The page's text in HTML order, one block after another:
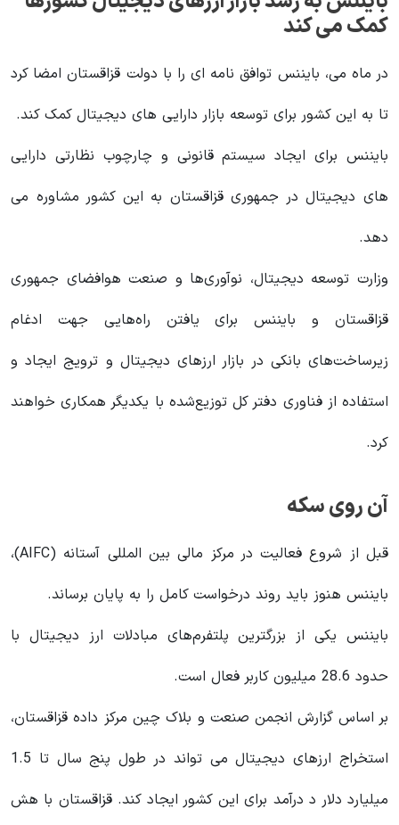
کمک می کند
در ماه می، بایننس توافق نامه ای را با دولت قزاقستان امضا کرد
تا به این کشور برای توسعه بازار دارایی های دیجیتال کمک کند.
بایننس برای ایجاد سیستم قانونی و چارچوب نظارتی دارایی
های دیجیتال در جمهوری قزاقستان به این کشور مشاوره می
دهد.
وزارت توسعه دیجیتال، نوآوری‌ها و صنعت هوافضای جمهوری
قزاقستان و بایننس برای یافتن راه‌هایی جهت ادغام
زیرساخت‌های بانکی در بازار ارزهای دیجیتال و ترویج ایجاد و
استفاده از فناوری دفتر کل توزیع‌شده با یکدیگر همکاری خواهند
کرد.
آن روی سکه
قبل از شروع فعالیت در مرکز مالی بین المللی آستانه (AIFC)،
بایننس هنوز باید روند درخواست کامل را به پایان برساند.
بایننس یکی از بزرگترین پلتفرم‌های مبادلات ارز دیجیتال با
حدود 28.6 میلیون کاربر فعال است.
بر اساس گزارش انجمن صنعت و بلاک چین مرکز داده قزاقستان،
استخراج ارزهای دیجیتال می تواند در طول پنج سال تا 1.5
میلیارد دلار د درآمد برای این کشور ایجاد کند. قزاقستان با هش